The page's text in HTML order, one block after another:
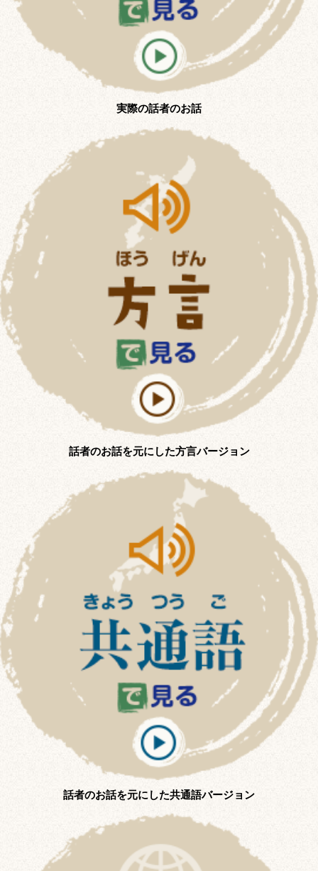
実際の話者のお話
話者のお話を元にした方言バージョン
話者のお話を元にした共通語バージョン